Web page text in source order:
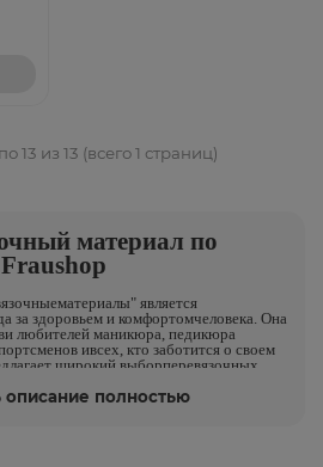
13 из 13 (всего 1 страниц)
материал по
является
за здоровьем и комфортомчеловека. Она
любителей маникюра, педикюра
ивсех, кто заботится о своем
широкий выборперевязочных
с различными травмами
описание полностью
описание полностью